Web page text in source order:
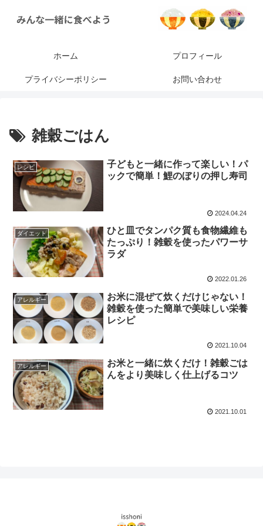
ホーム プロフィール
プライバシーポリシー お問い合わせ
雑穀ごはん
レシピ
子どもと一緒に作って楽しい！パ
ックで簡単！鯉のぼりの押し寿司
2024.04.24
ダイエット
ひと皿でタンパク質も食物繊維も
たっぷり！雑穀を使ったパワーサ
ラダ
2022.01.26
アレルギー
お米に混ぜて炊くだけじゃない！
雑穀を使った簡単で美味しい栄養
レシピ
2021.10.04
アレルギー
お米と一緒に炊くだけ！雑穀ごは
んをより美味しく仕上げるコツ
2021.10.01